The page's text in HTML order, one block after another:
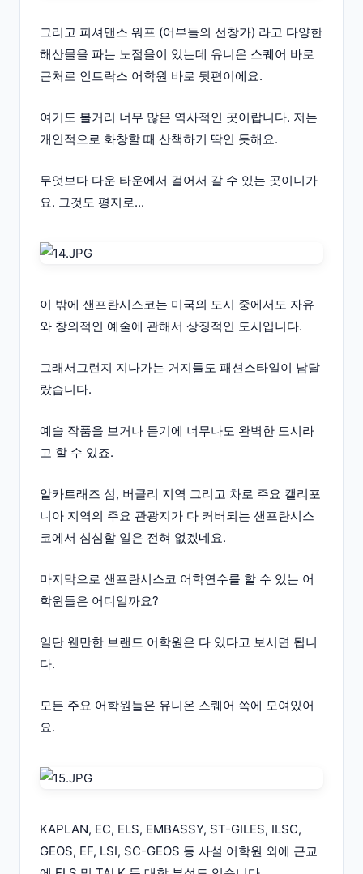
그리고 피셔맨스 워프 (어부들의 선창가) 라고 다양한
해산물을 파는 노점을이 있는데 유니온 스퀘어 바로
근처로 인트락스 어학원 바로 뒷편이에요.
여기도 볼거리 너무 많은 역사적인 곳이랍니다. 저는
개인적으로 화창할 때 산책하기 딱인 듯해요.
무엇보다 다운 타운에서 걸어서 갈 수 있는 곳이니가
요. 그것도 평지로...
이 밖에 샌프란시스코는 미국의 도시 중에서도 자유
와 창의적인 예술에 관해서 상징적인 도시입니다.
그래서그런지 지나가는 거지들도 패션스타일이 남달
랐습니다.
예술 작품을 보거나 듣기에 너무나도 완벽한 도시라
고 할 수 있죠.
알카트래즈 섬, 버클리 지역 그리고 차로 주요 캘리포
니아 지역의 주요 관광지가 다 커버되는 샌프란시스
코에서 심심할 일은 전혀 없겠네요.
마지막으로 샌프란시스코 어학연수를 할 수 있는 어
학원들은 어디일까요?
일단 웬만한 브랜드 어학원은 다 있다고 보시면 됩니
다.
모든 주요 어학원들은 유니온 스퀘어 쪽에 모여있어
요.
KAPLAN, EC, ELS, EMBASSY, ST-GILES, ILSC,
GEOS, EF, LSI, SC-GEOS 등 사설 어학원 외에 근교